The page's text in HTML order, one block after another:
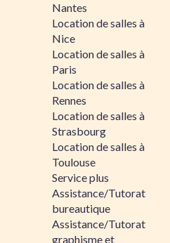
Nantes
Location de salles à
Nice
Location de salles à
Paris
Location de salles à
Rennes
Location de salles à
Strasbourg
Location de salles à
Toulouse
Service plus
Assistance/Tutorat
bureautique
Assistance/Tutorat
graphisme et